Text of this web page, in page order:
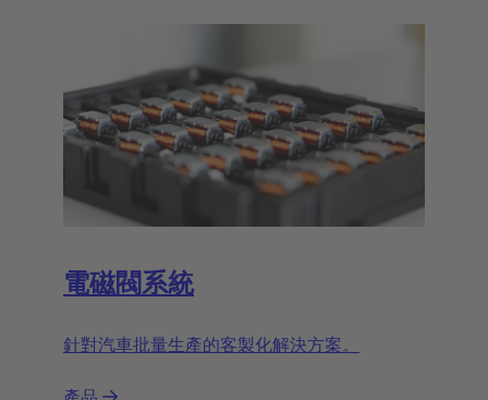
電磁閥系統
針對汽車批量生產的客製化解決方案。